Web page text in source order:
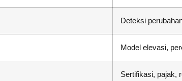
Deteksi
Model elevasi,
Sertifikasi, pajak,